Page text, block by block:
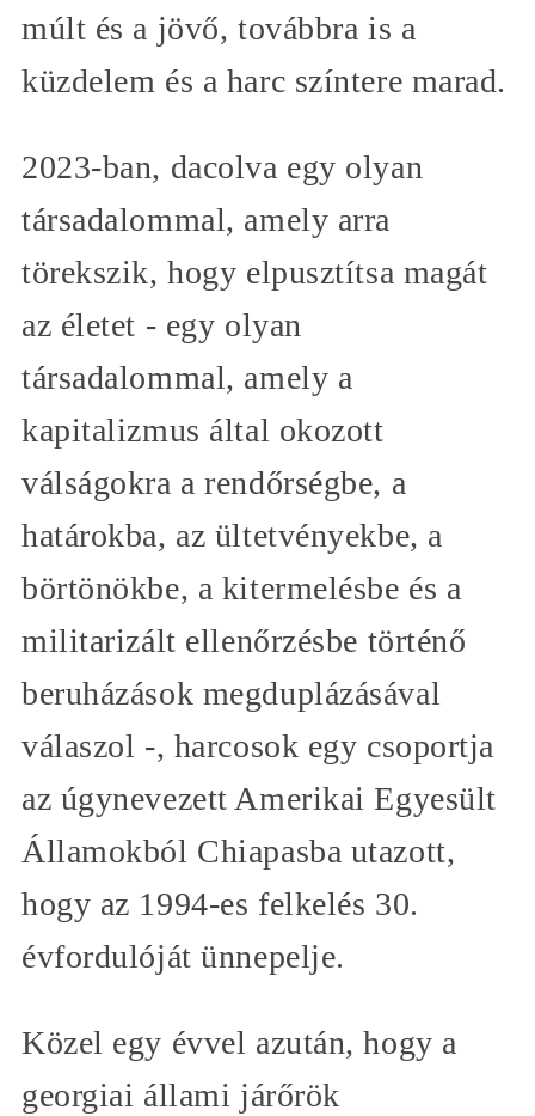
múlt és a jövő, továbbra is a
küzdelem és a harc színtere marad.
2023-ban, dacolva egy olyan
társadalommal, amely arra
törekszik, hogy elpusztítsa magát
az életet - egy olyan
társadalommal, amely a
kapitalizmus által okozott
válságokra a rendőrségbe, a
határokba, az ültetvényekbe, a
börtönökbe, a kitermelésbe és a
militarizált ellenőrzésbe történő
beruházások megduplázásával
válaszol -, harcosok egy csoportja
az úgynevezett Amerikai Egyesült
Államokból Chiapasba utazott,
hogy az 1994-es felkelés 30.
évfordulóját ünnepelje.
Közel egy évvel azután, hogy a
georgiai állami járőrök